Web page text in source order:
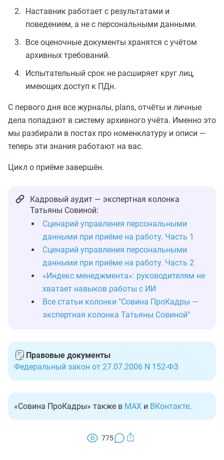
Наставник работает с результатами и
поведением, а не с персональными данными.
Все оценочные документы хранятся с учётом
архивных требований.
Испытательный срок не расширяет круг лиц,
имеющих доступ к ПДн.
С первого дня все журналы, plans, отчёты и личные
дела попадают в систему архивного учёта. Именно это
мы разбирали в постах про номенклатуру и описи —
теперь эти знания работают на вас.
Цикл о приёме завершён.
Кадровый аудит — экспертная колонка
Татьяны Совиной:
Сценарий управления персональными
данными при приёме на работу. Часть 1
Сценарий управления персональными
данными при приёме на работу. Часть 2
«Индекс менеджмента»: руководителям не
хватает навыков работы с ИИ
Все статьи колонки "Совина ПроКадры —
экспертная колонка Татьяны Совиной"
Правовые документы
Федеральный закон от 27.07.2006 N 152-ФЗ
«Совина ПроКадры» также в MAX и ВКонтакте.
775